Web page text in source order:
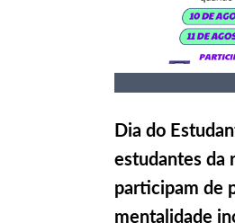
Dia do
estudantes da
participam de
mentalidade